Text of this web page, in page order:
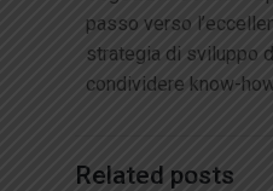
passo verso
strategia di sviluppo
condividere know-
Related posts